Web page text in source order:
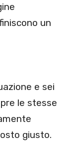
un
e sei
le stesse
giusto.